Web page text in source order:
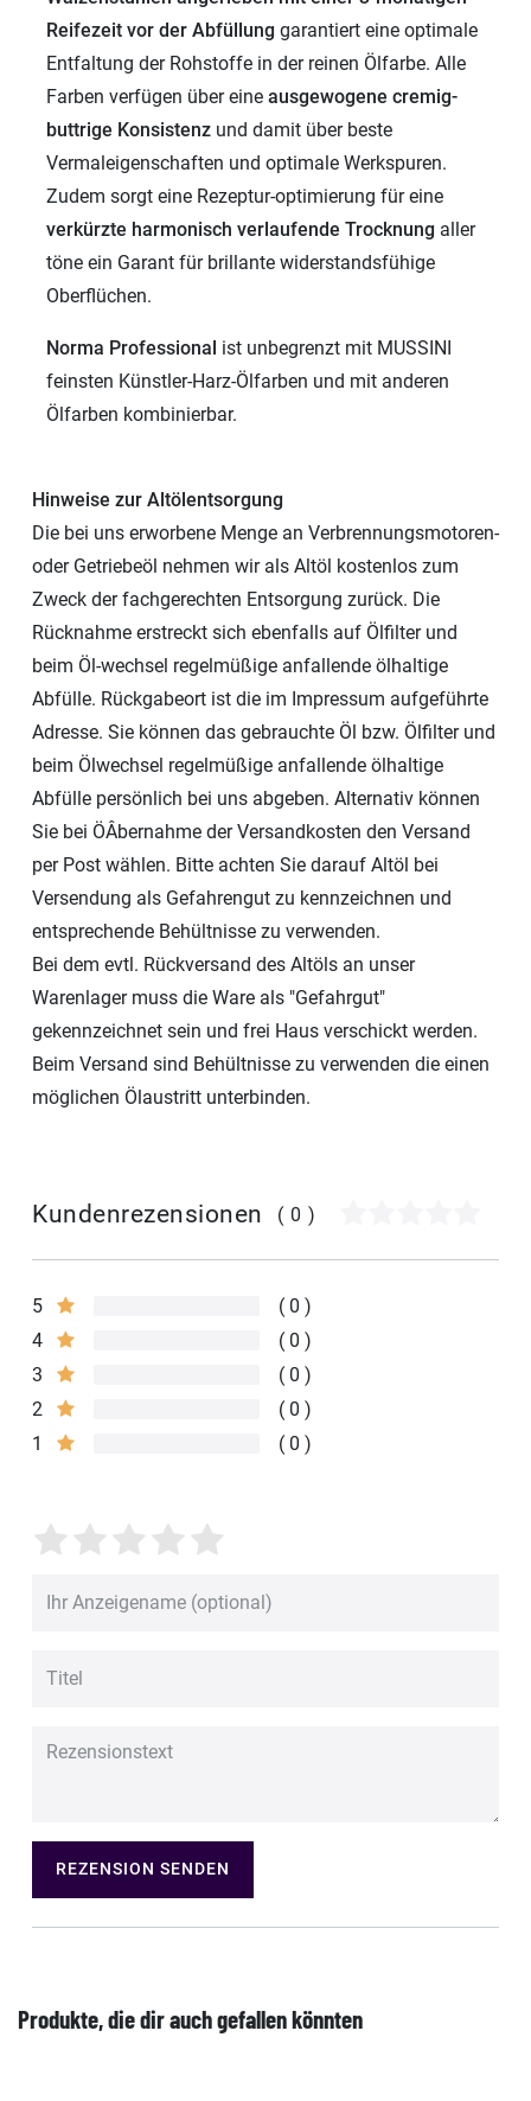
Reifezeit vor der Abfüllung garantiert eine optimale
Entfaltung der Rohstoffe in der reinen Ölfarbe. Alle
Farben verfügen über eine ausgewogene cremig-
buttrige Konsistenz und damit über beste
Vermaleigenschaften und optimale Werkspuren.
Zudem sorgt eine Rezeptur-optimierung für eine
verkürzte harmonisch verlaufende Trocknung aller
töne ein Garant für brillante widerstandsfühige
Oberflüchen.
Norma Professional ist unbegrenzt mit MUSSINI
feinsten Künstler-Harz-Ölfarben und mit anderen
Ölfarben kombinierbar.
Hinweise zur Altölentsorgung
Die bei uns erworbene Menge an Verbrennungsmotoren-
oder Getriebeöl nehmen wir als Altöl kostenlos zum
Zweck der fachgerechten Entsorgung zurück. Die
Rücknahme erstreckt sich ebenfalls auf Ölfilter und
beim Öl-wechsel regelmüßige anfallende ölhaltige
Abfülle. Rückgabeort ist die im Impressum aufgeführte
Adresse. Sie können das gebrauchte Öl bzw. Ölfilter und
beim Ölwechsel regelmüßige anfallende ölhaltige
Abfülle persönlich bei uns abgeben. Alternativ können
Sie bei ÖÂbernahme der Versandkosten den Versand
per Post wählen. Bitte achten Sie darauf Altöl bei
Versendung als Gefahrengut zu kennzeichnen und
entsprechende Behültnisse zu verwenden.
Bei dem evtl. Rückversand des Altöls an unser
Warenlager muss die Ware als "Gefahrgut"
gekennzeichnet sein und frei Haus verschickt werden.
Beim Versand sind Behültnisse zu verwenden die einen
möglichen Ölaustritt unterbinden.
Kundenrezensionen (0)
5
0
4
0
3
0
2
0
1
0
REZENSION SENDEN
Produkte, die dir auch gefallen könnten